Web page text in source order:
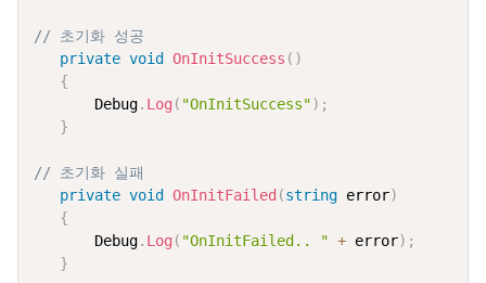
// 초기화 성공
private void OnInitSuccess ( )
{
       Debug
. Log ( "OnInitSuccess") ;
}
// 초기화 실패
private void OnInitFailed (string error)
{
       Debug
. Log ( "OnInitFailed.. " + error) ;
}